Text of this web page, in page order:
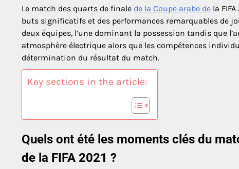
Le match des quarts de finale de la Coupe arabe de la
buts significatifs et des performances remarquables de
deux équipes, l’une dominant la possession tandis que
atmosphère électrique alors que les compétences
détermination du résultat du match.
Key sections in the article:
Quels ont été les moments clés du
de la FIFA 2021 ?